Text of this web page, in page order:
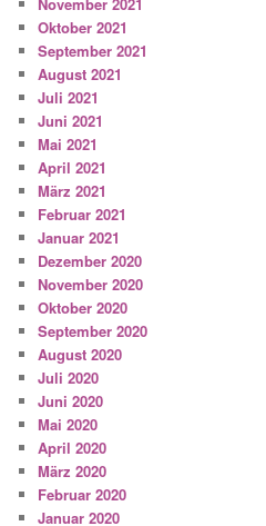
Oktober 2021
September 2021
August 2021
Juli 2021
Juni 2021
Mai 2021
April 2021
März 2021
Februar 2021
Januar 2021
Dezember 2020
November 2020
Oktober 2020
September 2020
August 2020
Juli 2020
Juni 2020
Mai 2020
April 2020
März 2020
Februar 2020
Januar 2020